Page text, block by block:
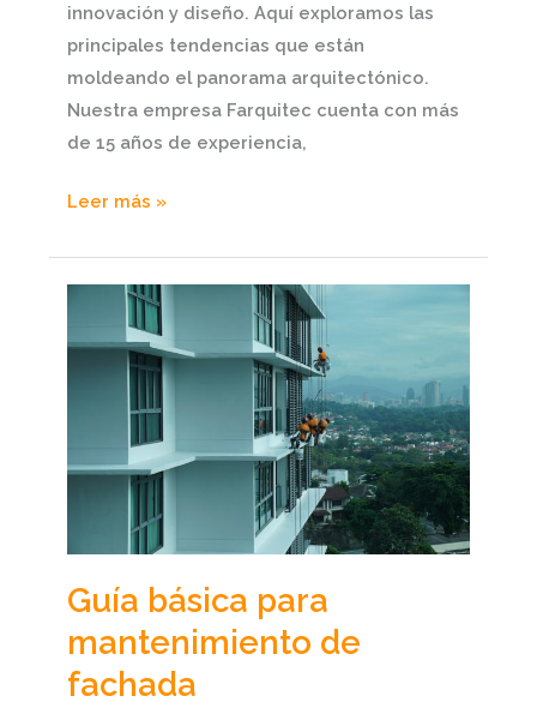
innovación y diseño. Aquí exploramos las
principales tendencias que están
moldeando el panorama arquitectónico.
Nuestra empresa Farquitec cuenta con más
de 15 años de experiencia,
Leer más »
Guía básica para
mantenimiento de
fachada
mantenimiento
fachada